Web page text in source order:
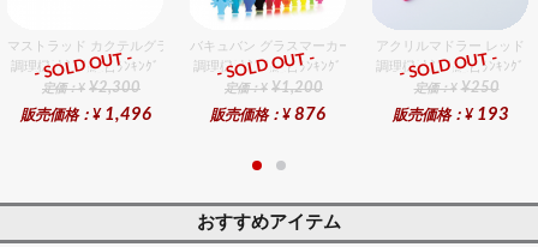
マストラッド カクテルグラスマーカー 12個入
調理機械部門総合ﾗﾝｷﾝｸﾞ
定価：¥ ¥2,300
販売価格：¥ 1,496
- SOLD OUT -
バキュバン グラスマーカー（12ヶ入）
調理機械部門総合ﾗﾝｷﾝｸﾞ
定価：¥ ¥1,200
販売価格：¥ 876
- SOLD OUT -
アクリルマドラー レッド
調理機械部門総合ﾗﾝｷﾝｸﾞ
定価：¥ ¥250
販売価格：¥ 193
- SOLD OUT -
おすすめアイテム